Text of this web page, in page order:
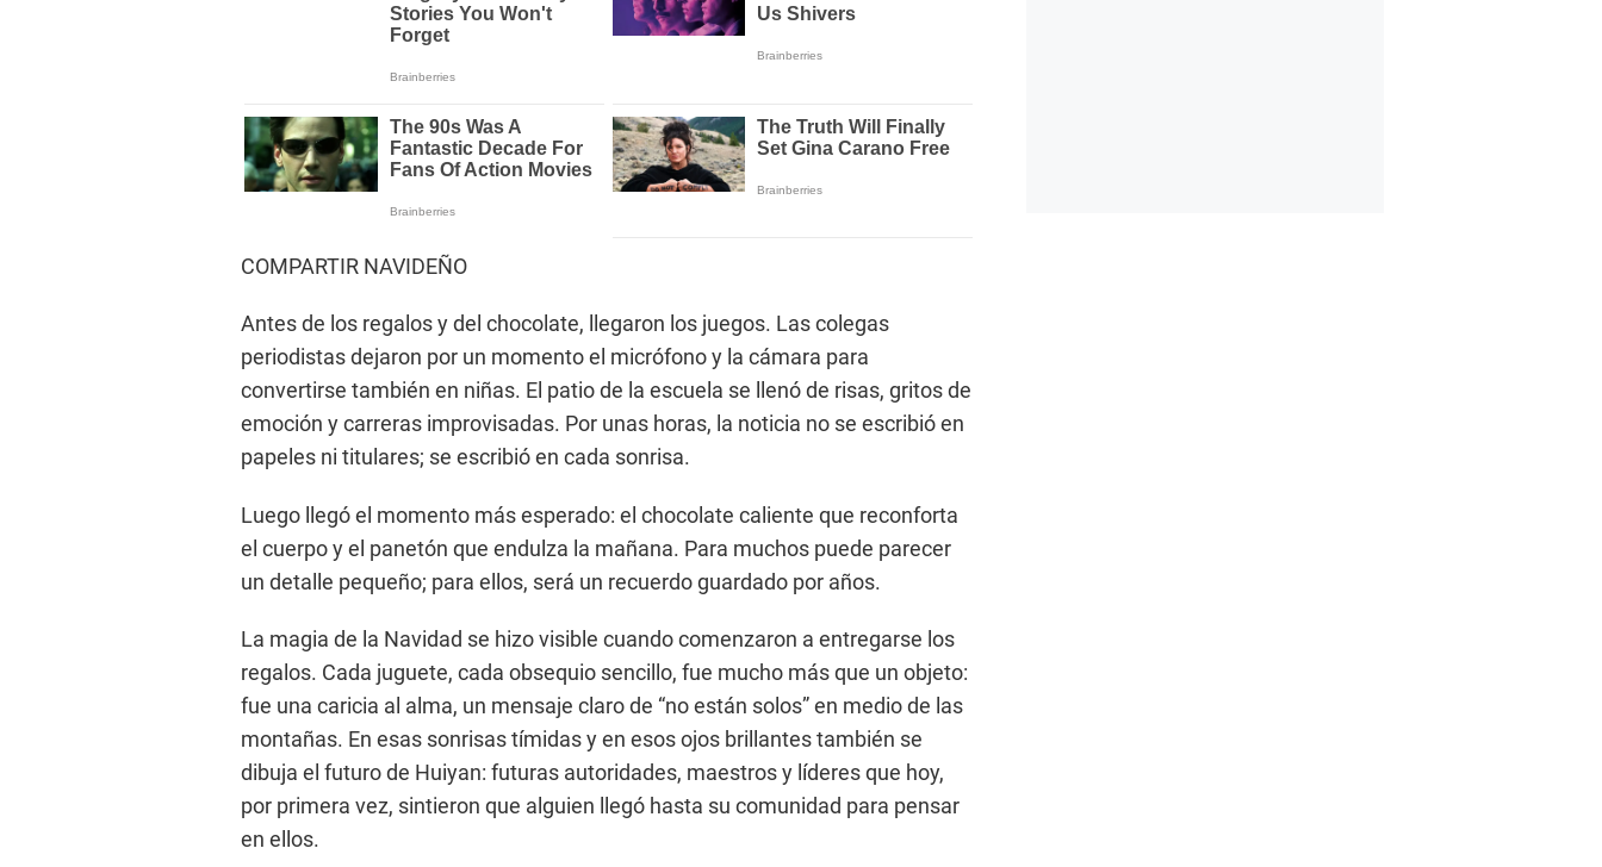
COMPARTIR NAVIDEÑO
Antes de los regalos y del chocolate, llegaron los juegos. Las colegas
periodistas dejaron por un momento el micrófono y la cámara para
convertirse también en niñas. El patio de la escuela se llenó de risas, gritos de
emoción y carreras improvisadas. Por unas horas, la noticia no se escribió en
papeles ni titulares; se escribió en cada sonrisa.
Luego llegó el momento más esperado: el chocolate caliente que reconforta
el cuerpo y el panetón que endulza la mañana. Para muchos puede parecer
un detalle pequeño; para ellos, será un recuerdo guardado por años.
La magia de la Navidad se hizo visible cuando comenzaron a entregarse los
regalos. Cada juguete, cada obsequio sencillo, fue mucho más que un objeto:
fue una caricia al alma, un mensaje claro de “no están solos” en medio de las
montañas. En esas sonrisas tímidas y en esos ojos brillantes también se
dibuja el futuro de Huiyan: futuras autoridades, maestros y líderes que hoy,
por primera vez, sintieron que alguien llegó hasta su comunidad para pensar
en ellos.